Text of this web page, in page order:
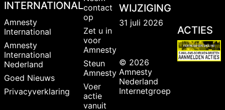
INTERNATIONAL
Amnesty
International
Amnesty
International
Nederland
Goed Nieuws
Privacyverklaring
contact
op
Zet u in
voor
Amnesty
Steun
Amnesty
Voer
actie
vanuit
WIJZIGING
31 juli 2026
© 2026
Amnesty
Nederland
Internetgroep
ACTIES